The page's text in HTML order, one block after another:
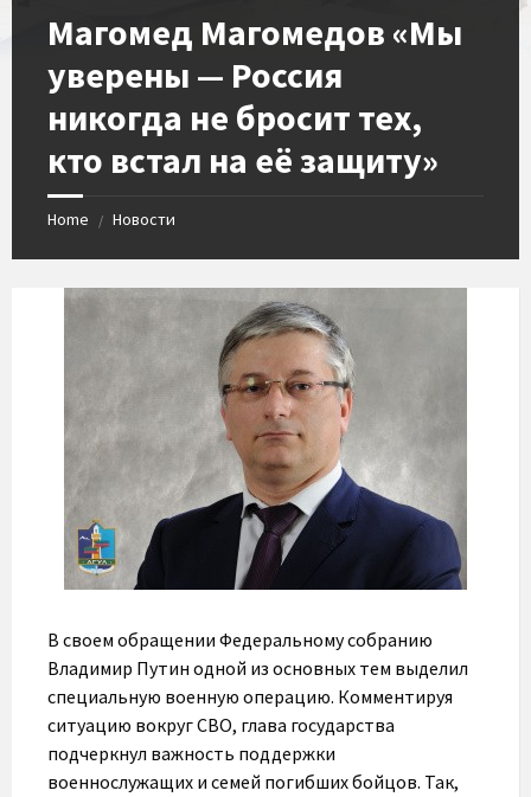
Магомед Магомедов «Мы
уверены — Россия
никогда не бросит тех,
кто встал на её защиту»
Home / Новости
В своем обращении Федеральному собранию
Владимир Путин одной из основных тем выделил
специальную военную операцию. Комментируя
ситуацию вокруг СВО, глава государства
подчеркнул важность поддержки
военнослужащих и семей погибших бойцов. Так,